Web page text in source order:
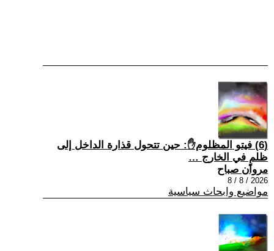
(6) فيتو المظلوم✋: حين تتحول قذارة الداخل إلى
ظلمٍ في الخارج …
مروان صباح
2026 / 8 / 8
مواضيع وابحاث سياسية